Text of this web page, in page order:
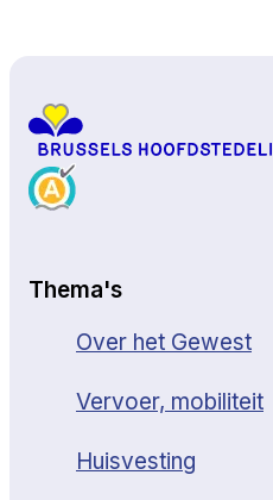
Thema's
Over het Gewest
Vervoer, mobiliteit
Huisvesting